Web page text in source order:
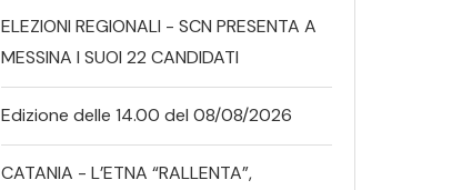
ELEZIONI REGIONALI - SCN PRESENTA A
MESSINA I SUOI 22 CANDIDATI
Edizione delle 14.00 del 08/08/2026
CATANIA - L’ETNA “RALLENTA”,